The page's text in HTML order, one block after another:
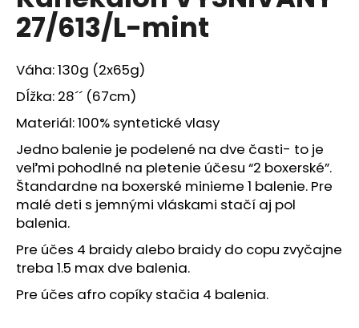
0,0
z
hvězdiček.
27/613/L-mint
Váha: 130g (2x65g)
Dĺžka: 28´´ (67cm)
Materiál: 100% syntetické vlasy
Jedno balenie je podelené na dve časti- to je
veľmi pohodlné na pletenie účesu “2 boxerské”.
Štandardne na boxerské minieme 1 balenie. Pre
malé deti s jemnými vláskami stačí aj pol
balenia.
Pre účes 4 braidy alebo braidy do copu zvyčajne
treba 1.5 max dve balenia.
Pre účes afro copíky stačia 4 balenia.
a
j
í
t
?
HLEDAT
D
o
p